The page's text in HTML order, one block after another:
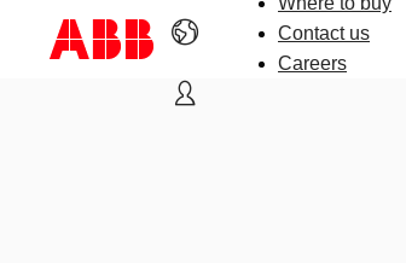
Contact us
Careers